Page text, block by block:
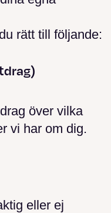
rätt till följande:
över vilka
vi har om dig.
eller ej